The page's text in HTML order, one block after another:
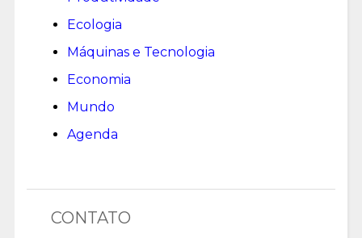
Ecologia
Máquinas e Tecnologia
Economia
Mundo
Agenda
CONTATO